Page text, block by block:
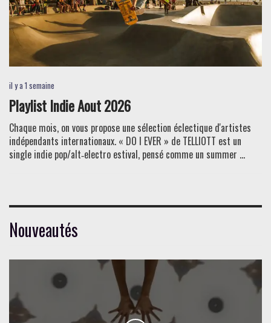
il y a 1 semaine
Playlist Indie Aout 2026
Chaque mois, on vous propose une sélection éclectique d'artistes
indépendants internationaux. « DO I EVER » de TELLIOTT est un
single indie pop/alt‑electro estival, pensé comme un summer ...
Nouveautés